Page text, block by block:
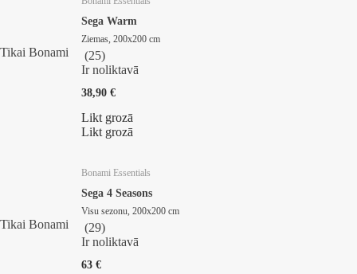
Tikai Bonami
Sega Warm
Ziemas, 200x200 cm
(25)
Ir noliktavā
38,90 €
Likt grozā
Likt grozā
Tikai Bonami
Bonami Essentials
Sega 4 Seasons
Visu sezonu, 200x200 cm
(29)
Ir noliktavā
63 €